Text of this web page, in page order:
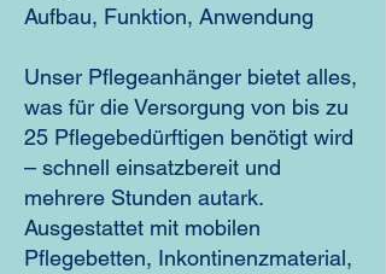
Aufbau, Funktion, Anwendung
Unser Pflegeanhänger bietet alles,
was für die Versorgung von bis zu
25 Pflegebedürftigen benötigt wird
– schnell einsatzbereit und
mehrere Stunden autark.
Ausgestattet mit mobilen
Pflegebetten, Inkontinenzmaterial,